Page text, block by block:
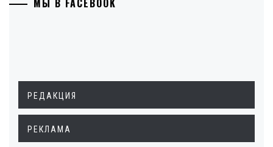
МЫ В FACEBOOK
РЕДАКЦИЯ
РЕКЛАМА